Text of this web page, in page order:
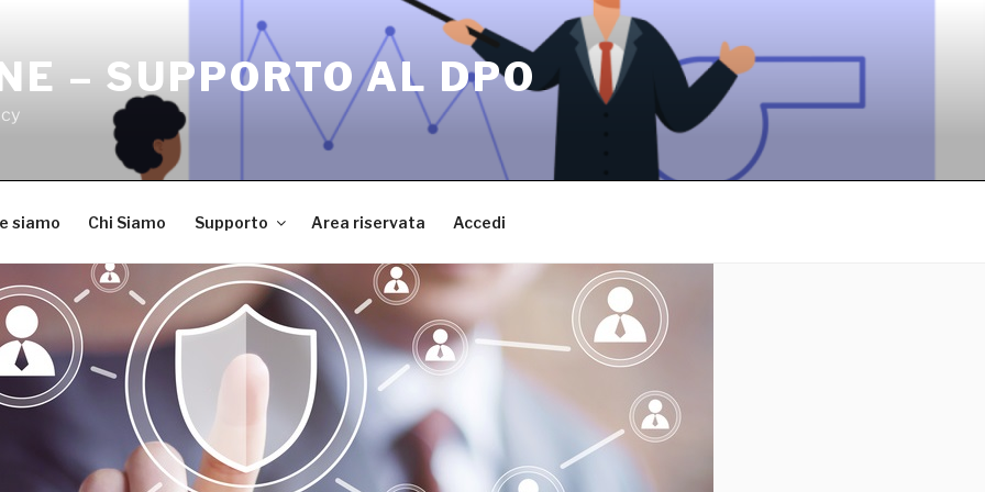
– SUPPORTO AL DPO
siamo Chi Siamo Supporto Area riservata Accedi